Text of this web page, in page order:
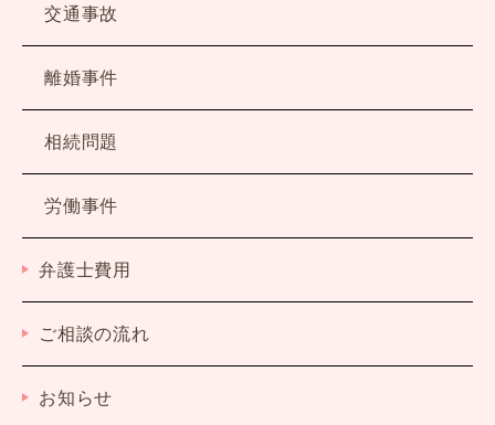
交通事故
離婚事件
相続問題
労働事件
弁護士費用
ご相談の流れ
お知らせ